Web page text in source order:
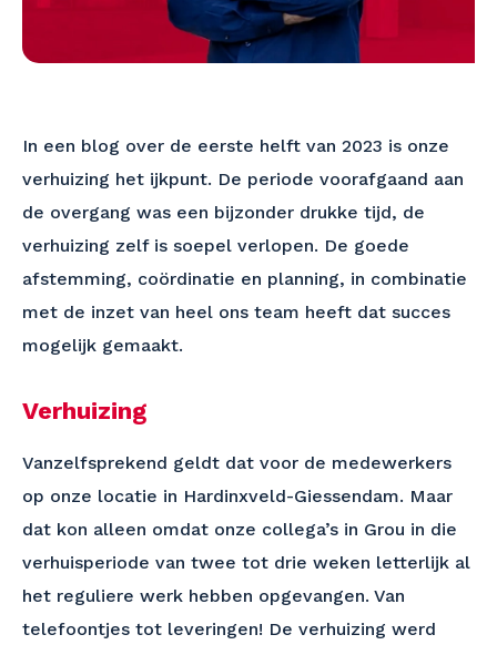
In een blog over de eerste helft van 2023 is onze
verhuizing het ijkpunt. De periode voorafgaand aan
de overgang was een bijzonder drukke tijd, de
verhuizing zelf is soepel verlopen. De goede
afstemming, coördinatie en planning, in combinatie
met de inzet van heel ons team heeft dat succes
mogelijk gemaakt.
Verhuizing
Vanzelfsprekend geldt dat voor de medewerkers
op onze locatie in Hardinxveld-Giessendam. Maar
dat kon alleen omdat onze collega’s in Grou in die
verhuisperiode van twee tot drie weken letterlijk al
het reguliere werk hebben opgevangen. Van
telefoontjes tot leveringen! De verhuizing werd